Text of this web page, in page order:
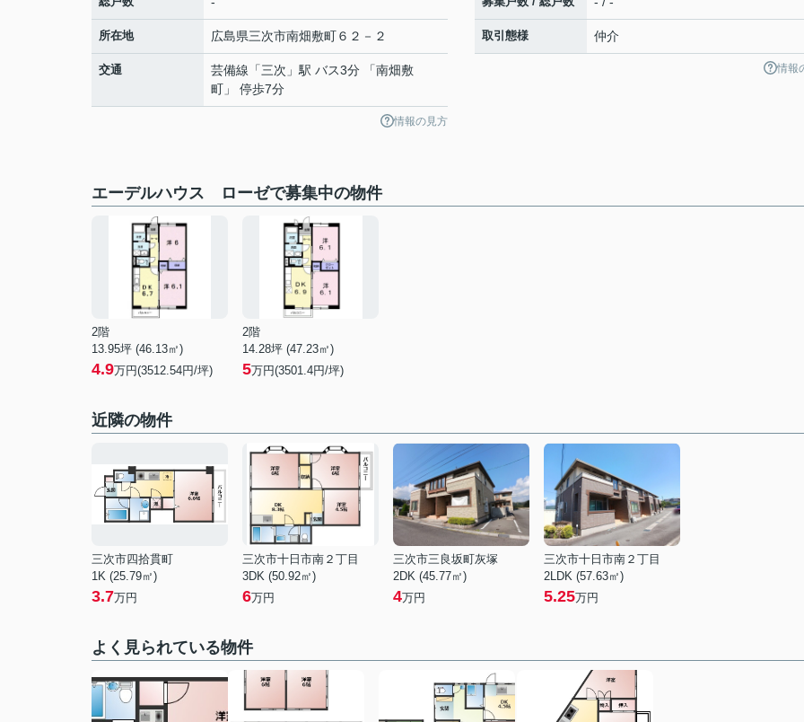
所在地 広島県三次市南畑敷町６２－２
交通 芸備線 「三次 」駅 バス3分 「南畑敷
町」 停歩7分
情報の見方
取引態様 仲介
情報
エーデルハウス ローゼで募集中の物件
2階
13.95坪 (46.13㎡)
4.9万円(3512.54円/坪)
2階
14.28坪 (47.23㎡)
5万円(3501.4円/坪)
近隣の物件
三次市四拾貫町
1K (25.79㎡)
3.7万円
三次市十日市南２丁目
3DK (50.92㎡)
6万円
三次市三良坂町灰塚
2DK (45.77㎡)
4万円
三次市十日市南２丁目
2LDK (57.63㎡)
5.25万円
よく見られている物件